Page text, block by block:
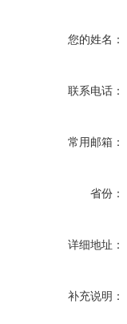
您的姓名：
联系电话：
常用邮箱：
省份：
详细地址：
补充说明：